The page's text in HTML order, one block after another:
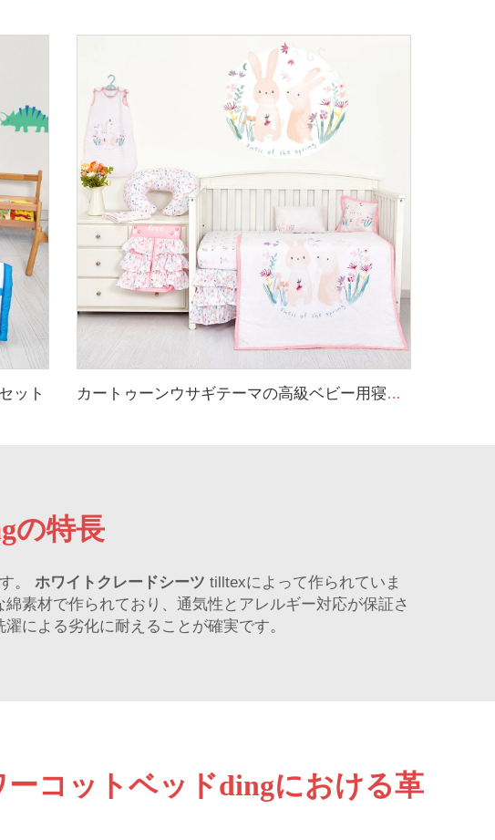
ット カートゥーンウサギテーマの高級ベビー用寝具セット 新生児女の子用ベッドセット
の特長
。 ホワイトクレードシーツ tilltexによって作られていま
素材で作られており、通気性とアレルギー対応が保証さ
による劣化に耐えることが確実です。
ーコットベッドdingにおける革